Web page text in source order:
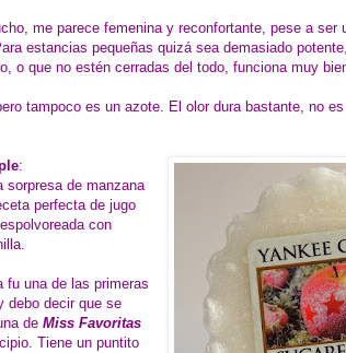
me parece femenina y reconfortante, pese a ser
estancias pequeñas quizá sea demasiado
o que no estén cerradas del todo, funciona muy
tampoco es un azote. El olor dura bastante, no
:
sorpresa de manzana
perfecta de jugo
con
fu una de las primeras
debo decir que se
de Miss Favoritas
Tiene un puntito